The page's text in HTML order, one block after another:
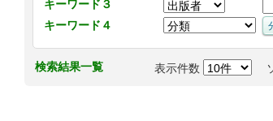
キーワード３
キーワード４
検索結果一覧 表示件数